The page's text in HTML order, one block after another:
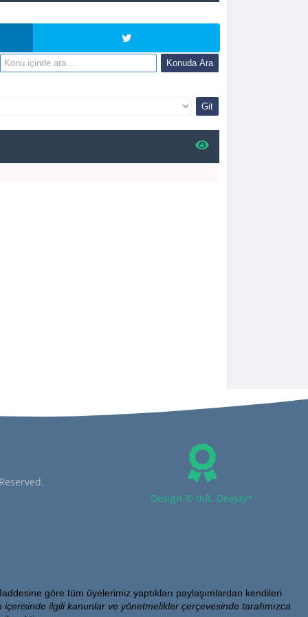
Design © mR. DeeJay*
göre tüm üyelerimiz yaptıkları paylaşımlardan kendileri
ilgili kanunlar ve yönetmelikler çerçevesinde tarafımızca